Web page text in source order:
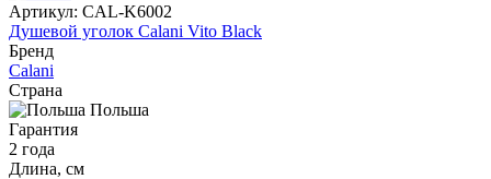
Артикул: CAL-K6002
Душевой уголок Calani Vito Black
Бренд
Calani
Страна
Польша
Гарантия
2 года
Длина, см